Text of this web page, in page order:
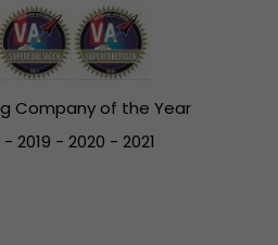
Company of the Year
- 2019 - 2020 - 2021